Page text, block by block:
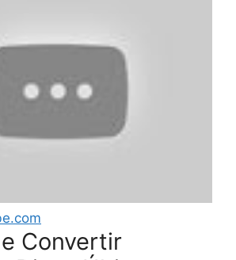
Convertir